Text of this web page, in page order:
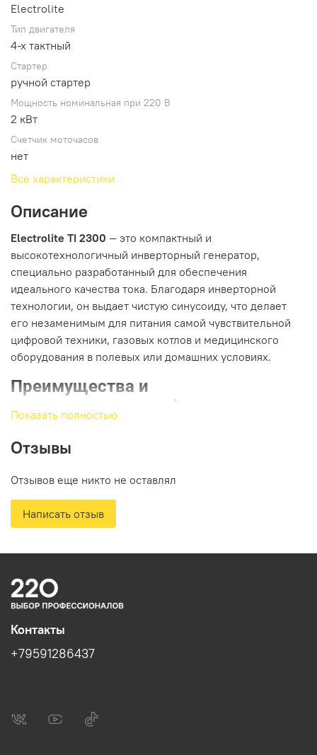
Electrolite
Тип двигателя
4-х тактный
Стартер
ручной стартер
Мощность номинальная при 220 В
2 кВт
Счетчик моточасов
нет
Все характеристики
Описание
Electrolite TI 2300 — это компактный и
высокотехнологичный инверторный генератор,
специально разработанный для обеспечения
идеального качества тока. Благодаря инверторной
технологии, он выдает чистую синусоиду, что делает
его незаменимым для питания самой чувствительной
цифровой техники, газовых котлов и медицинского
оборудования в полевых или домашних условиях.
Преимущества и
интеллектуальные функции
выходное напряжение без скачков позволяет
современные блоки управления отоплением.
Экономичный режим (ECO-mode):
Интеллектуальная система управления
топлива и уровень шума.
Ультра-компактный корпус:
в виде чемодана с удобной ручкой позволяет
автомобиля и переносить одной рукой.
комфортной для использования в кемпингах, на
Показать полностью
Отзывы
Отзывов еще никто не оставлял
Написать отзыв
Контакты
+79591286437